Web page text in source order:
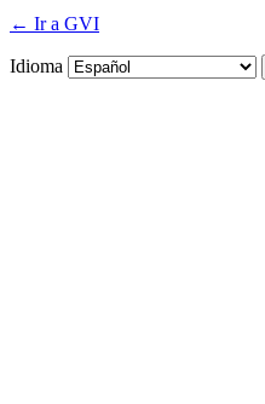
← Ir a GVI
Idioma